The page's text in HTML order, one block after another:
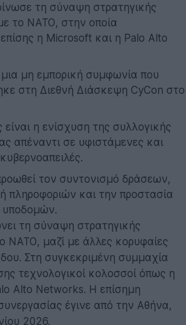
τη σύναψη στρατηγικής
το ΝΑΤΟ, στην οποία
η Microsoft και η Palo Alto
μια μη εμπορική συμφωνία που
στη Διεθνή Διάσκεψη CyCon στο
είναι η ενίσχυση της συλλογικής
απέναντι σε υφιστάμενες και
τον συντονισμό δράσεων,
πληροφοριών και την προστασία
υποδομών.
τη σύναψη στρατηγικής
ΝΑΤΟ, μαζί με άλλες κορυφαίες
Στη συγκεκριμένη συμμαχία
τεχνολογικοί κολοσσοί όπως η
Alto Networks. Η επίσημη
έγινε από την Αθήνα,
2026.